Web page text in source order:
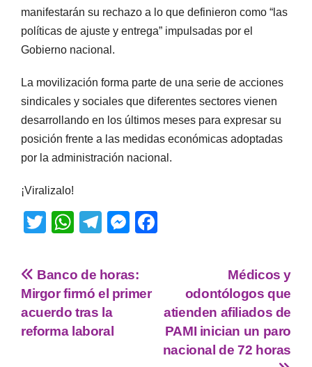
manifestarán su rechazo a lo que definieron como “las
políticas de ajuste y entrega” impulsadas por el
Gobierno nacional.
La movilización forma parte de una serie de acciones
sindicales y sociales que diferentes sectores vienen
desarrollando en los últimos meses para expresar su
posición frente a las medidas económicas adoptadas
por la administración nacional.
¡Viralizalo!
T
tt
er
W
at
s
A
p
T
e
gr
a
m
M
ss
e
b
o
o
Médicos y
odontólogos que
atienden afiliados de
PAMI inician un paro
nacional de 72 horas
Banco de horas:
Mirgor firmó el primer
acuerdo tras la
reforma laboral